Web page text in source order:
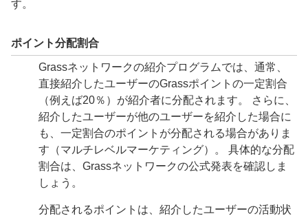
す。
ポイント分配割合
Grassネットワークの紹介プログラムでは、通常、
直接紹介したユーザーのGrassポイントの一定割合
（例えば20％）が紹介者に分配されます。 さらに、
紹介したユーザーが他のユーザーを紹介した場合に
も、一定割合のポイントが分配される場合がありま
す（マルチレベルマーケティング）。 具体的な分配
割合は、Grassネットワークの公式発表を確認しま
しょう。
分配されるポイントは、紹介したユーザーの活動状